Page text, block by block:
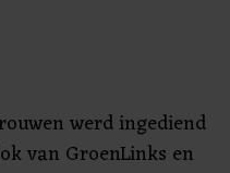
werd ingediend
van GroenLinks en